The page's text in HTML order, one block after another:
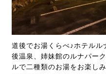
道後でお湯くらべ♪ホテル
後温泉、姉妹館のルナパー
ルで二種類のお湯をお楽し